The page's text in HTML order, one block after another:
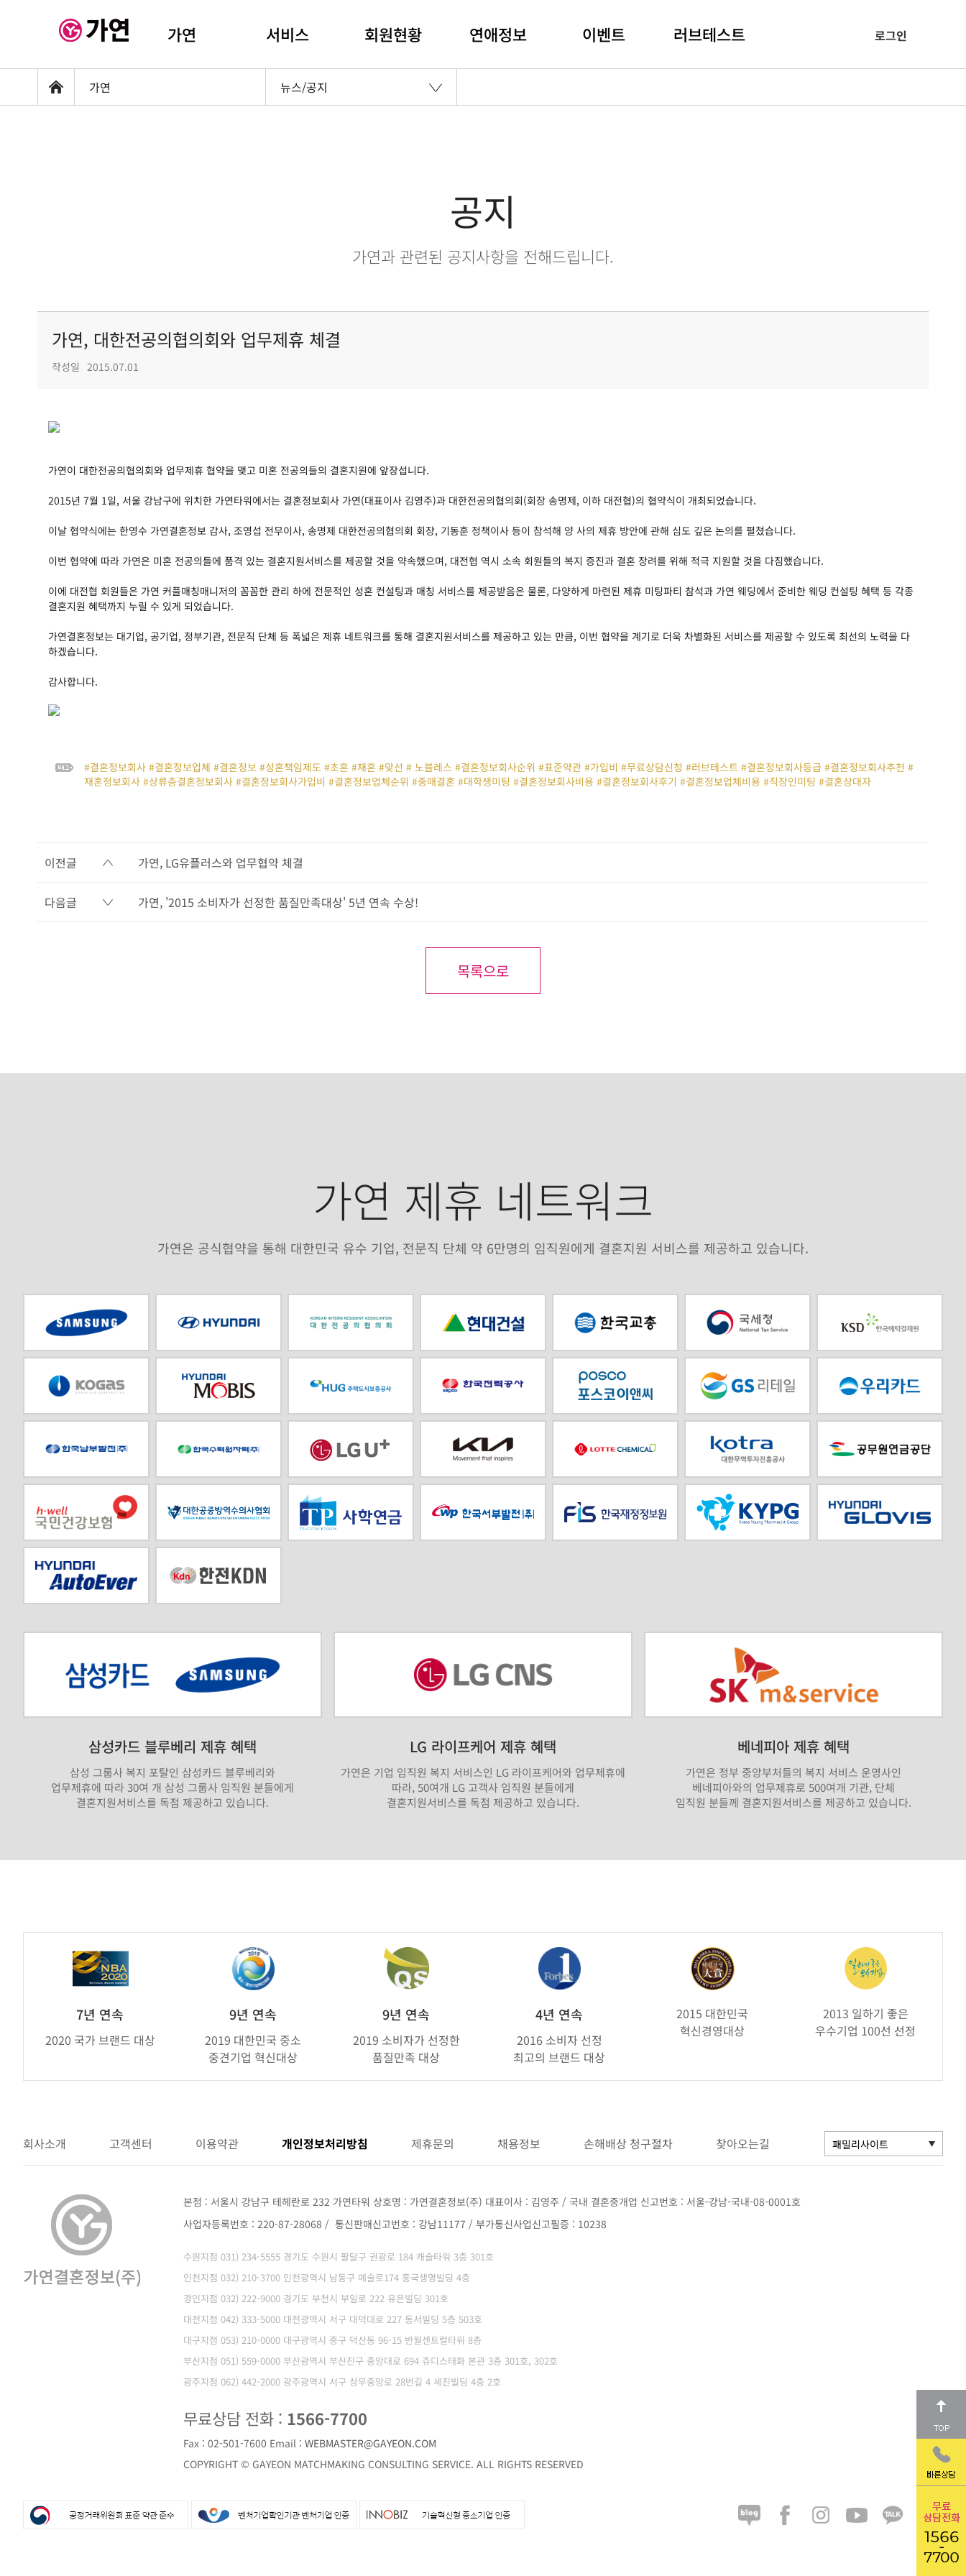
가연 서비스 회원현황 연애정보 이벤트 러브테스트 로그인
홈 가연 뉴스/공지
공지
가연과 관련된 공지사항을 전해드립니다.
가연, 대한전공의협의회와 업무제휴 체결
작성일 2015.07.01
가연이 대한전공의협의회와 업무제휴 협약을 맺고 미혼 전공의들의 결혼지원에 앞장섭니다.
2015년 7월 1일, 서울 강남구에 위치한 가연타워에서는 결혼정보회사 가연(대표이사 김영주)과 대한전공의협의회(회장 송명제, 이하 대전협)의 협약식이 개최되었습니다.
이날 협약식에는 한영수 가연결혼정보 감사, 조영섭 전무이사, 송명제 대한전공의협의회 회장, 기동훈 정책이사 등이 참석해 양 사의 제휴 방안에 관해 심도 깊은 논의를 펼쳤습니다.
이번 협약에 따라 가연은 미혼 전공의들에 품격 있는 결혼지원서비스를 제공할 것을 약속했으며, 대전협 역시 소속 회원들의 복지 증진과 결혼 장려를 위해 적극 지원할 것을 다짐했습니다.
이에 대전협 회원들은 가연 커플매칭매니저의 꼼꼼한 관리 하에 전문적인 성혼 컨설팅과 매칭 서비스를 제공받음은 물론, 다양하게 마련된 제휴 미팅파티 참석과 가연 웨딩에서 준비한 웨딩 컨설팅 혜택 등 각종
결혼지원 혜택까지 누릴 수 있게 되었습니다.
가연결혼정보는 대기업, 공기업, 정부기관, 전문직 단체 등 폭넓은 제휴 네트워크를 통해 결혼지원서비스를 제공하고 있는 만큼, 이번 협약을 계기로 더욱 차별화된 서비스를 제공할 수 있도록 최선의 노력을 다
하겠습니다.
감사합니다.
#결혼정보회사 #결혼정보업체 #결혼정보 #성혼책임제도 #초혼 #재혼 #맞선 # 노블레스 #결혼정보회사순위 #표준약관 #가입비 #무료상담신청 #러브테스트 #결혼정보회사등급 #결혼정보회사추천 #
재혼정보회사 #상류층결혼정보회사 #결혼정보회사가입비 #결혼정보업체순위 #중매결혼 #대학생미팅 #결혼정보회사비용 #결혼정보회사후기 #결혼정보업체비용 #직장인미팅 #결혼상대자
이전글 가연, LG유플러스와 업무협약 체결
다음글 가연, '2015 소비자가 선정한 품질만족대상' 5년 연속 수상!
목록으로
가연 제휴 네트워크
가연은 공식협약을 통해 대한민국 유수 기업, 전문직 단체 약 6만명의 임직원에게 결혼지원 서비스를 제공하고 있습니다.
삼성카드 블루베리 제휴 혜택
삼성 그룹사 복지 포탈인 삼성카드 블루베리와
업무제휴에 따라 30여 개 삼성 그룹사 임직원 분들에게
결혼지원서비스를 독점 제공하고 있습니다.
LG 라이프케어 제휴 혜택
가연은 기업 임직원 복지 서비스인 LG 라이프케어와 업무제휴에
따라, 50여개 LG 고객사 임직원 분들에게
결혼지원서비스를 독점 제공하고 있습니다.
베네피아 제휴 혜택
가연은 정부 중앙부처들의 복지 서비스 운영사인
베네피아와의 업무제휴로 500여개 기관, 단체
임직원 분들께 결혼지원서비스를 제공하고 있습니다.
7년 연속
2020 국가 브랜드 대상
9년 연속
2019 대한민국 중소
중견기업 혁신대상
9년 연속
2019 소비자가 선정한
품질만족 대상
4년 연속
2016 소비자 선정
최고의 브랜드 대상
2015 대한민국
혁신경영대상
2013 일하기 좋은
우수기업 100선 선정
회사소개 고객센터 이용약관 개인정보처리방침 제휴문의 채용정보 손해배상 청구절차 찾아오는길
본점 : 서울시 강남구 테헤란로 232 가연타워 상호명 : 가연결혼정보(주) 대표이사 : 김영주 / 국내 결혼중개업 신고번호 : 서울-강남-국내-08-0001호
사업자등록번호 : 220-87-28068 / 통신판매신고번호 : 강남11177 / 부가통신사업신고필증 : 10238
수원지점 031) 234-5555 경기도 수원시 팔달구 권광로 184 캐슬타워 3층 301호
인천지점 032) 210-3700 인천광역시 남동구 예술로174 흥국생명빌딩 4층
경인지점 032) 222-9000 경기도 부천시 부일로 222 유은빌딩 301호
대전지점 042) 333-5000 대전광역시 서구 대덕대로 227 동서빌딩 5층 503호
대구지점 053) 210-0000 대구광역시 중구 덕산동 96-15 반월센트럴타워 8층
부산지점 051) 559-0000 부산광역시 부산진구 중앙대로 694 쥬디스태화 본관 3층 301호, 302호
광주지점 062) 442-2000 광주광역시 서구 상무중앙로 28번길 4 세진빌딩 4층 2호
무료상담 전화 : 1566-7700
Fax : 02-501-7600 Email : WEBMASTER@GAYEON.COM
COPYRIGHT © GAYEON MATCHMAKING CONSULTING SERVICE. ALL RIGHTS RESERVED